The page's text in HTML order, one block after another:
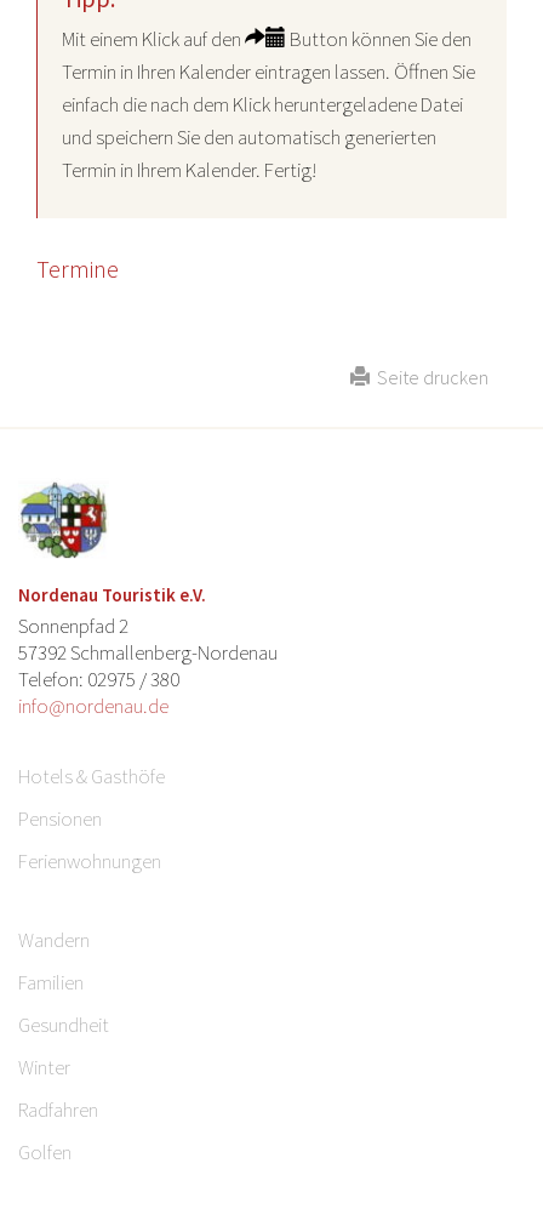
Mit einem Klick auf den
Button können Sie den
Termin in Ihren Kalender eintragen lassen. Öffnen Sie
einfach die nach dem Klick heruntergeladene Datei
und speichern Sie den automatisch generierten
Termin in Ihrem Kalender. Fertig!
Termine
Seite drucken
Nordenau Touristik e.V.
Sonnenpfad 2
57392 Schmallenberg-Nordenau
Telefon: 02975 / 380
info@nordenau.de
Hotels & Gasthöfe
Pensionen
Ferienwohnungen
Wandern
Familien
Gesundheit
Winter
Radfahren
Golfen